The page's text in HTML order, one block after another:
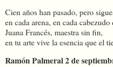
Cien años han pasado, pero
en cada arena, en cada cabezudo
Juana Francés, maestra sin fin,
en tu arte vive la esencia que el
Ramón Palmeral 2 de